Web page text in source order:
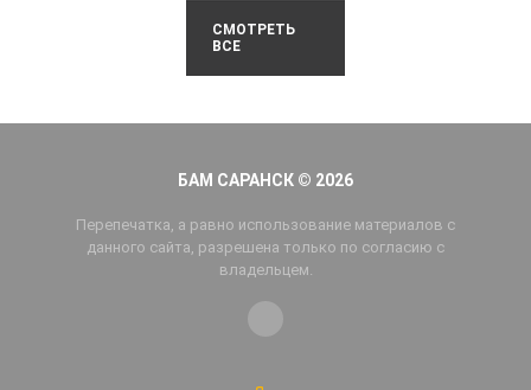
СМОТРЕТЬ
ВСЕ
БАМ САРАНСК © 2026
Перепечатка, а равно использование материалов с
данного сайта, разрешена только по согласию с
владельцем.